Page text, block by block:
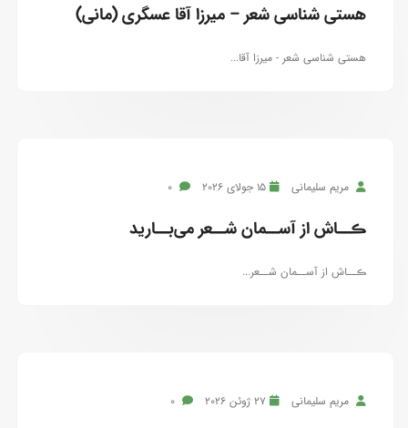
هستی شناسی شعر – میرزا آقا عسگری (مانی)
هستی شناسی شعر - میرزا آقا...
مریم سلیمانی 15 جولای 2026
ڪــاش از آســمان شــعر می‌بــارید
ڪــاش از آســمان شــعر...
مریم سلیمانی 27 ژوئن 2026